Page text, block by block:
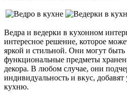
Ведра и ведерки в кухонном
интересное решение, которое
яркой и стильной. Они могут быть
функциональные предметы
декора. В любом случае, они
индивидуальность и вкус,
кухню.